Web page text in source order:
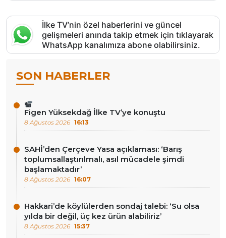
İlke TV’nin özel haberlerini ve güncel
gelişmeleri anında takip etmek için tıklayarak
WhatsApp kanalımıza abone olabilirsiniz.
SON HABERLER
Figen Yüksekdağ İlke TV’ye konuştu
8 Ağustos 2026 16:13
SAHİ’den Çerçeve Yasa açıklaması: ‘Barış
toplumsallaştırılmalı, asıl mücadele şimdi
başlamaktadır’
8 Ağustos 2026 16:07
Hakkari’de köylülerden sondaj talebi: ‘Su olsa
yılda bir değil, üç kez ürün alabiliriz’
8 Ağustos 2026 15:37